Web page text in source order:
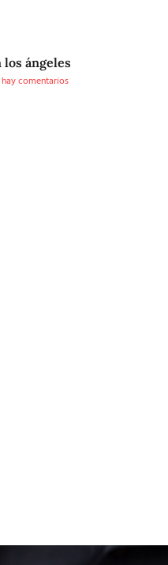
los ángeles
comentarios